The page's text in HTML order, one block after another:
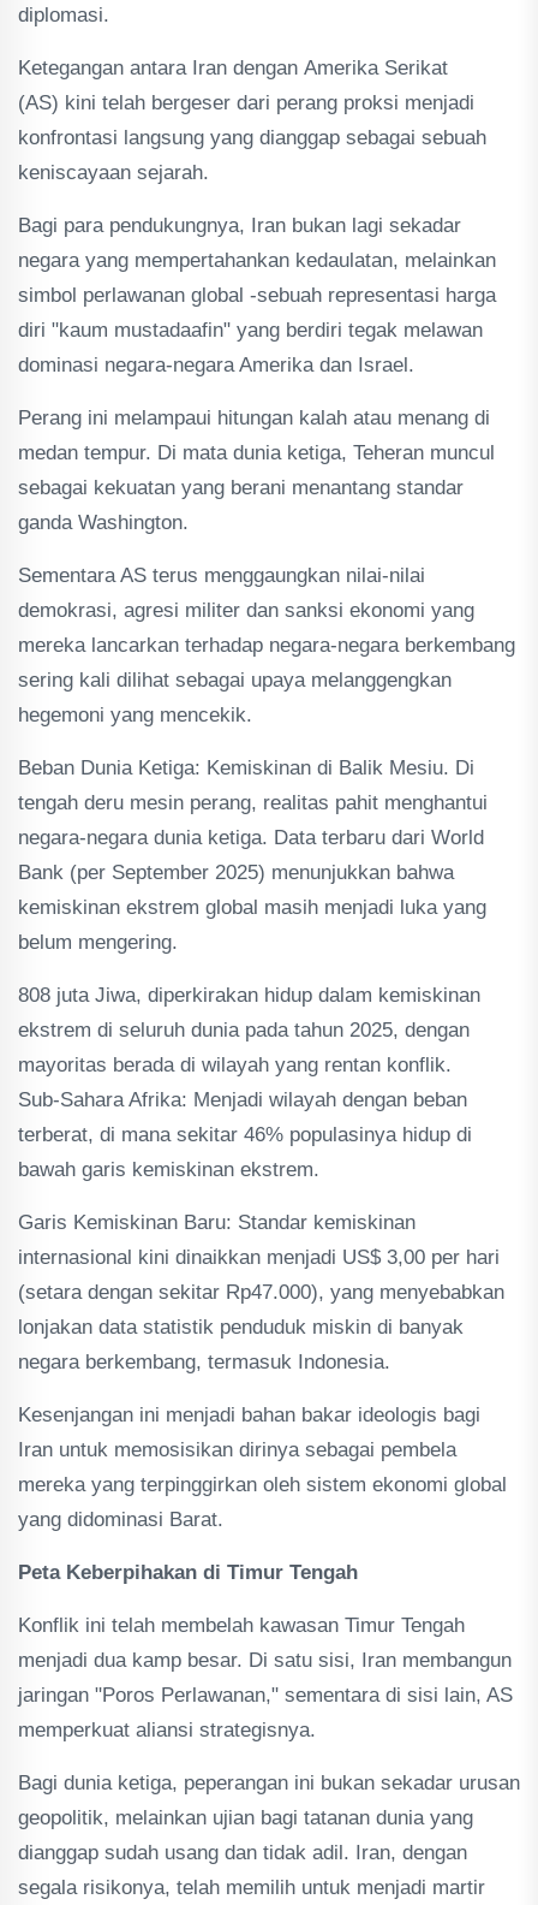
diplomasi.
Ketegangan antara Iran dengan Amerika Serikat
(AS) kini telah bergeser dari perang proksi menjadi
konfrontasi langsung yang dianggap sebagai sebuah
keniscayaan sejarah.
Bagi para pendukungnya, Iran bukan lagi sekadar
negara yang mempertahankan kedaulatan, melainkan
simbol perlawanan global -sebuah representasi harga
diri "kaum mustadaafin" yang berdiri tegak melawan
dominasi negara-negara Amerika dan Israel.
Perang ini melampaui hitungan kalah atau menang di
medan tempur. Di mata dunia ketiga, Teheran muncul
sebagai kekuatan yang berani menantang standar
ganda Washington.
Sementara AS terus menggaungkan nilai-nilai
demokrasi, agresi militer dan sanksi ekonomi yang
mereka lancarkan terhadap negara-negara berkembang
sering kali dilihat sebagai upaya melanggengkan
hegemoni yang mencekik.
Beban Dunia Ketiga: Kemiskinan di Balik Mesiu. Di
tengah deru mesin perang, realitas pahit menghantui
negara-negara dunia ketiga. Data terbaru dari World
Bank (per September 2025) menunjukkan bahwa
kemiskinan ekstrem global masih menjadi luka yang
belum mengering.
808 juta Jiwa, diperkirakan hidup dalam kemiskinan
ekstrem di seluruh dunia pada tahun 2025, dengan
mayoritas berada di wilayah yang rentan konflik.
Sub-Sahara Afrika: Menjadi wilayah dengan beban
terberat, di mana sekitar 46% populasinya hidup di
bawah garis kemiskinan ekstrem.
Garis Kemiskinan Baru: Standar kemiskinan
internasional kini dinaikkan menjadi US$ 3,00 per hari
(setara dengan sekitar Rp47.000), yang menyebabkan
lonjakan data statistik penduduk miskin di banyak
negara berkembang, termasuk Indonesia.
Kesenjangan ini menjadi bahan bakar ideologis bagi
Iran untuk memosisikan dirinya sebagai pembela
mereka yang terpinggirkan oleh sistem ekonomi global
yang didominasi Barat.
Peta Keberpihakan di Timur Tengah
Konflik ini telah membelah kawasan Timur Tengah
menjadi dua kamp besar. Di satu sisi, Iran membangun
jaringan "Poros Perlawanan," sementara di sisi lain, AS
memperkuat aliansi strategisnya.
Bagi dunia ketiga, peperangan ini bukan sekadar urusan
geopolitik, melainkan ujian bagi tatanan dunia yang
dianggap sudah usang dan tidak adil. Iran, dengan
segala risikonya, telah memilih untuk menjadi martir